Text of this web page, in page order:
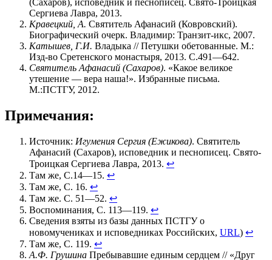
(Сахаров), исповедник и песнописец. Свято-Троицкая
Сергиева Лавра, 2013.
Кравецкий, А. Святитель Афанасий (Ковровский).
Биографический очерк. Владимир: Транзит-икс, 2007.
Катышев, Г.И. Владыка // Петушки обетованные. М.:
Изд-во Сретенского монастыря, 2013. С.491—642.
Святитель Афанасий (Сахаров). «Какое великое
утешение — вера наша!». Избранные письма.
М.:ПСТГУ, 2012.
Примечания:
Источник: Игумения Сергия (Ежикова). Святитель
Афанасий (Сахаров), исповедник и песнописец. Свято-
Троицкая Сергиева Лавра, 2013. ↩
Там же, С.14—15. ↩
Там же, С. 16. ↩
Там же. С. 51—52. ↩
Воспоминания, С. 113—119. ↩
Сведения взяты из базы данных ПСТГУ о
новомучениках и исповедниках Российских, URL) ↩
Там же, С. 119. ↩
А.Ф. Грушина Пребывавшие единым сердцем // «Друг